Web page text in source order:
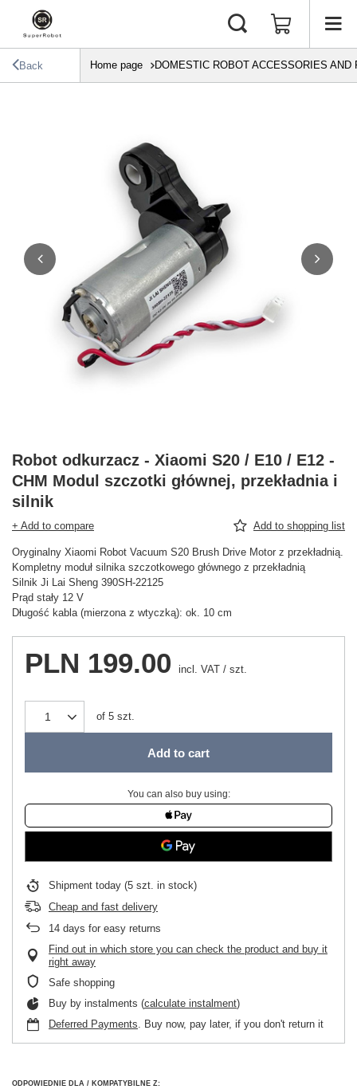
Back Home page DOMESTIC ROBOT ACCESSORIES AND
Robot odkurzacz - Xiaomi S20 / E10 / E12 -
CHM Modul szczotki głównej, przekładnia i
silnik
+ Add to compare Add to shopping list
Oryginalny Xiaomi Robot Vacuum S20 Brush Drive Motor z przekładnią.
Kompletny moduł silnika szczotkowego głównego z przekładnią
Silnik Ji Lai Sheng 390SH-22125
Prąd stały 12 V
Długość kabla (mierzona z wtyczką): ok. 10 cm
PLN 199.00 incl. VAT / szt.
of 5 szt.
Add to cart
You can also buy using:
Shipment today (5 szt. in stock)
Cheap and fast delivery
14 days for easy returns
Find out in which store you can check the product and buy it
right away
Safe shopping
Buy by instalments (calculate instalment)
Deferred Payments. Buy now, pay later, if you don't return it
ODPOWIEDNIE DLA / KOMPATYBILNE Z: